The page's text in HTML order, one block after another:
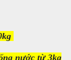
nước từ 3kg